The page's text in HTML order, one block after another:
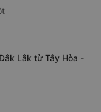
Lắk từ Tây Hòa -